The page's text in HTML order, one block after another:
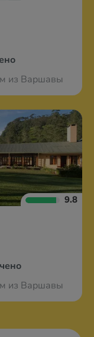
из Варшавы
9.8
из Варшавы